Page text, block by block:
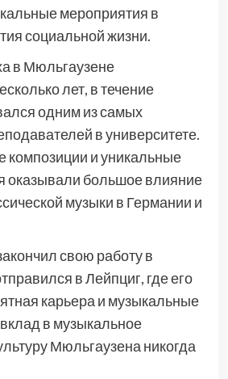
мероприятия в
социальной жизни.
в Мюльгаузене
лет, в течение
одним из самых
в университете.
композиции и уникальные
оказывали большое влияние
музыки в Германии и
свою работу в
в Лейпциг, где его
карьера и музыкальные
в музыкальное
Мюльгаузена никогда